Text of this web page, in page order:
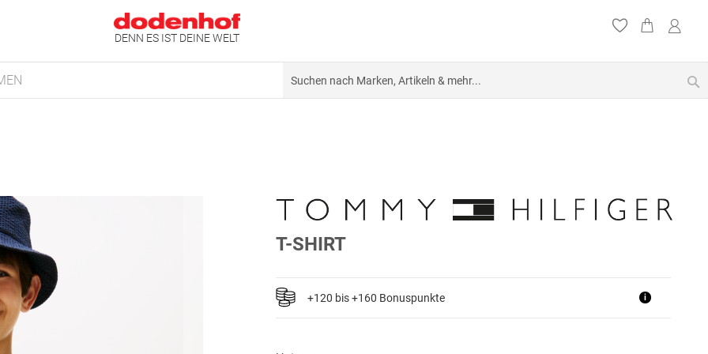
DENN ES IST DEINE WELT
T-SHIRT
+120 bis +160 Bonuspunkte i